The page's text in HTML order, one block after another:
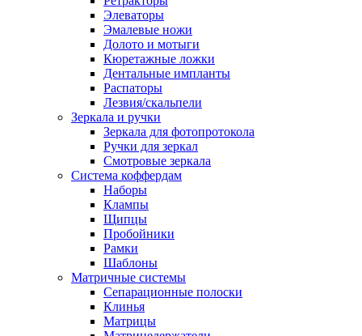
Элеваторы
Эмалевые ножи
Долото и мотыги
Кюретажные ложки
Дентальные импланты
Распаторы
Лезвия/скальпели
Зеркала и ручки
Зеркала для фотопротокола
Ручки для зеркал
Смотровые зеркала
Система коффердам
Наборы
Клампы
Щипцы
Пробойники
Рамки
Шаблоны
Матричные системы
Сепарационные полоски
Клинья
Матрицы